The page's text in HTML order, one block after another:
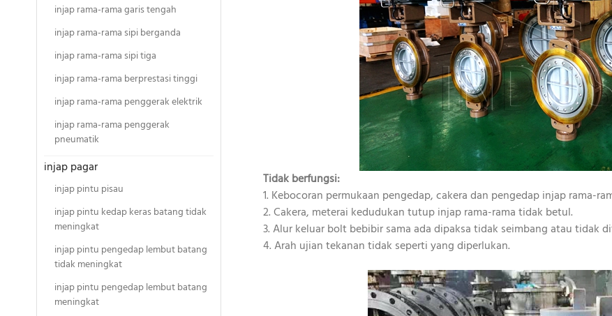
injap rama-rama garis tengah
injap rama-rama sipi berganda
injap rama-rama sipi tiga
injap rama-rama berprestasi tinggi
injap rama-rama penggerak elektrik
injap rama-rama penggerak
pneumatik
injap pagar
injap pintu pisau
injap pintu kedap keras batang tidak
meningkat
injap pintu pengedap lembut batang
tidak meningkat
injap pintu pengedap lembut batang
meningkat
Tidak berfungsi:
1. Kebocoran permukaan pengedap, cakera dan pengedap injap rama-
2. Cakera, meterai kedudukan tutup injap rama-rama tidak betul.
3. Alur keluar bolt bebibir sama ada dipaksa tidak seimbang atau tidak
4. Arah ujian tekanan tidak seperti yang diperlukan.